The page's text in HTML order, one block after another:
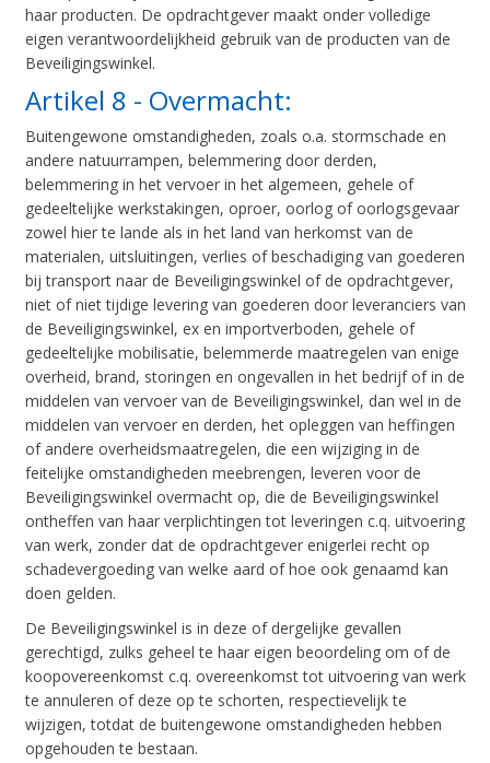
haar producten. De opdrachtgever maakt onder volledige
eigen verantwoordelijkheid gebruik van de producten van de
Beveiligingswinkel.
Artikel 8 - Overmacht:
Buitengewone omstandigheden, zoals o.a. stormschade en
andere natuurrampen, belemmering door derden,
belemmering in het vervoer in het algemeen, gehele of
gedeeltelijke werkstakingen, oproer, oorlog of oorlogsgevaar
zowel hier te lande als in het land van herkomst van de
materialen, uitsluitingen, verlies of beschadiging van goederen
bij transport naar de Beveiligingswinkel of de opdrachtgever,
niet of niet tijdige levering van goederen door leveranciers van
de Beveiligingswinkel, ex en importverboden, gehele of
gedeeltelijke mobilisatie, belemmerde maatregelen van enige
overheid, brand, storingen en ongevallen in het bedrijf of in de
middelen van vervoer van de Beveiligingswinkel, dan wel in de
middelen van vervoer en derden, het opleggen van heffingen
of andere overheidsmaatregelen, die een wijziging in de
feitelijke omstandigheden meebrengen, leveren voor de
Beveiligingswinkel overmacht op, die de Beveiligingswinkel
ontheffen van haar verplichtingen tot leveringen c.q. uitvoering
van werk, zonder dat de opdrachtgever enigerlei recht op
schadevergoeding van welke aard of hoe ook genaamd kan
doen gelden.
De Beveiligingswinkel is in deze of dergelijke gevallen
gerechtigd, zulks geheel te haar eigen beoordeling om of de
koopovereenkomst c.q. overeenkomst tot uitvoering van werk
te annuleren of deze op te schorten, respectievelijk te
wijzigen, totdat de buitengewone omstandigheden hebben
opgehouden te bestaan.